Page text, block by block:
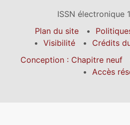
ISSN électronique
Plan du site
Visibilité
Crédits
Conception : Chapitre neuf
Accès